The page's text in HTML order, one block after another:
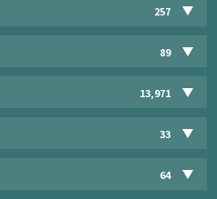
257
89
13,971
33
64